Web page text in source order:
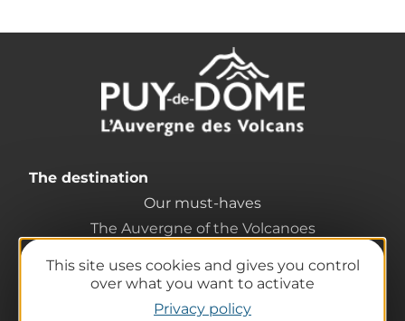
This site uses cookies and gives you control
over what you want to activate
Privacy policy
The destination
Our must-haves
The Auvergne of the Volcanoes
Agenda
Preparing your trip